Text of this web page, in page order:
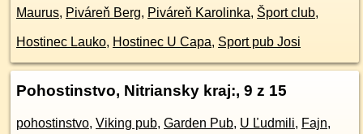
Maurus, Piváreň Berg, Piváreň Karolinka, Šport club,
Hostinec Lauko, Hostinec U Capa, Sport pub Josi
Pohostinstvo, Nitriansky kraj:, 9 z 15
pohostinstvo, Viking pub, Garden Pub, U Ľudmili, Fajn,